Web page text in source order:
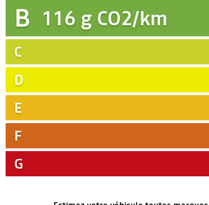
B 116 g CO2/km
C
D
E
F
G